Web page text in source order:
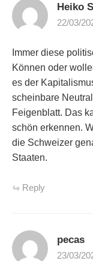
Heiko
22/03/
Immer diese
Können oder
es der
scheinbare
Feigenblatt. Das
schön erkennen.
die Schweizer
Staaten.
Reply
pecas
23/03/